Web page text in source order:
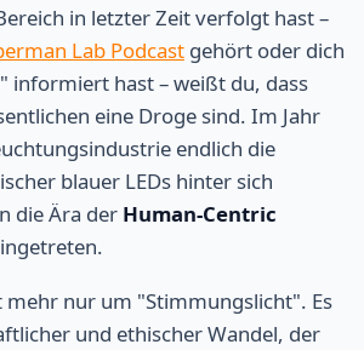
in letzter Zeit verfolgt hast –
Lab Podcast gehört oder dich
informiert hast – weißt du, dass
eine Droge sind. Im Jahr
endlich die
blauer LEDs hinter sich
die Ära der Human-Centric
mehr nur um "Stimmungslicht". Es
und ethischer Wandel, der